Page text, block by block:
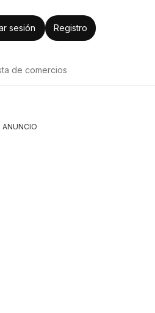
sesión Registro
de comercios
ANUNCIO